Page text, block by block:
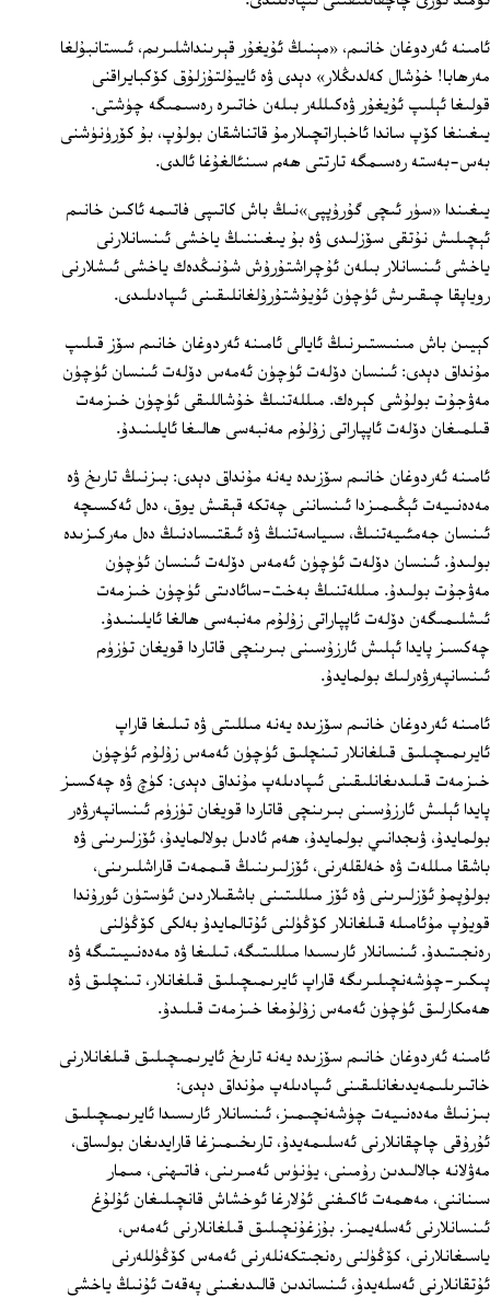
ئامىنە ئەردوغان خانىم، «مېنىڭ ئۇيغۇر قېرىنداشلىرىم، ئىستانبۇلغا
مەرھابا! خۇشال كەلدىڭلار» دېدى ۋە ئاييۇلتۇزلۇق كۆكبايراقنى
قولىغا ئېلىپ ئۇيغۇر ۋەكىللەر بىلەن خاتىرە رەسىمىگە چۈشتى.
يىغىنغا كۆپ ساندا ئاخباراتچىلارمۇ قاتناشقان بولۇپ، بۇ كۆرۈنۈشنى
بەس-بەستە رەسىمگە تارتتى ھەم سىنئالغۇغا ئالدى.
يىغىندا «سۈر ئىچى گۇرۇپپى»نىڭ باش كاتىپى فاتىمە ئاكىن خانىم
ئېچىلىش نۇتقى سۆزلىدى ۋە بۇ يىغىننىڭ ياخشى ئىنسانلارنى
ياخشى ئىنسانلار بىلەن ئۇچراشتۇرۇش شۇنىڭدەك ياخشى ئىشلارنى
روياپقا چىقىرىش ئۈچۈن ئۇيۇشتۇرۇلغانلىقىنى ئىپادىلىدى.
كېيىن باش مىنىستىرنىڭ ئايالى ئامىنە ئەردوغان خانىم سۆز قىلىپ
مۇنداق دېدى: ئىنسان دۆلەت ئۈچۈن ئەمەس دۆلەت ئىنسان ئۈچۈن
مەۋجۇت بولۇشى كېرەك. مىللەتنىڭ خۇشاللىقى ئۈچۈن خىزمەت
قىلمىغان دۆلەت ئاپپاراتى زۇلۇم مەنبەسى ھالىغا ئايلىنىدۇ.
ئامىنە ئەردوغان خانىم سۆزىدە يەنە مۇنداق دېدى: بىزنىڭ تارىخ ۋە
مەدەنىيەت ئېڭىمىزدا ئىنساننى چەتكە قېقىش يوق، دەل ئەكسىچە
ئىنسان جەمئىيەتنىڭ، سىياسەتنىڭ ۋە ئىقتىسادنىڭ دەل مەركىزىدە
بولىدۇ. ئىنسان دۆلەت ئۈچۈن ئەمەس دۆلەت ئىنسان ئۈچۈن
مەۋجۇت بولىدۇ. مىللەتنىڭ بەخت-سائادىتى ئۈچۈن خىزمەت
ئىشلىمىگەن دۆلەت ئاپپاراتى زۇلۇم مەنبەسى ھالغا ئايلىنىدۇ.
چەكسىز پايدا ئېلىش ئارزۇسىنى بىرىنچى قاتاردا قويغان تۈزۈم
ئىنسانپەرۋەرلىك بولمايدۇ.
ئامىنە ئەردوغان خانىم سۆزىدە يەنە مىللىتى ۋە تىلىغا قاراپ
ئايرىمىچىلىق قىلغانلار تىنچلىق ئۈچۈن ئەمەس زۇلۇم ئۈچۈن
خىزمەت قىلىدىغانلىقىنى ئىپادىلەپ مۇنداق دېدى: كۈچ ۋە چەكسىز
پايدا ئېلىش ئارزۇسىنى بىرىنچى قاتاردا قويغان تۈزۈم ئىنسانپەرۋەر
بولمايدۇ، ۋىجدانىي بولمايدۇ، ھەم ئادىل بولالمايدۇ، ئۆزلىرىنى ۋە
باشقا مىللەت ۋە خەلقلەرنى، ئۆزلىرىنىڭ قىممەت قاراشلىرىنى،
بولۇپمۇ ئۆزلىرىنى ۋە ئۆز مىللىتىنى باشقىلاردىن ئۈستۈن ئورۇندا
قويۇپ مۇئامىلە قىلغانلار كۆڭۈلنى ئۇتالمايدۇ بەلكى كۆڭۈلنى
رەنجىتىدۇ. ئىنسانلار ئارىسىدا مىللىتىگە، تىلىغا ۋە مەدەنىيىتىگە ۋە
پىكىر-چۈشەنچىلىرىگە قاراپ ئايرىمىچىلىق قىلغانلار، تىنچلىق ۋە
ھەمكارلىق ئۈچۈن ئەمەس زۇلۇمغا خىزمەت قىلىدۇ.
ئامىنە ئەردوغان خانىم سۆزىدە يەنە تارىخ ئايرىمىچىلىق قىلغانلارنى
خاتىرىلىمەيدىغانلىقىنى ئىپادىلەپ مۇنداق دېدى:
بىزنىڭ مەدەنىيەت چۈشەنچىمىز، ئىنسانلار ئارىسىدا ئايرىمىچىلىق
ئۇرۇقى چاچقانلارنى ئەسلىمەيدۇ، تارىخىمىزغا قارايدىغان بولساق،
مەۋلانە جالالىدىن رۇمىنى، يۈنۈس ئەمىرىنى، فاتىھنى، مىمار
سىناننى، مەھمەت ئاكىفنى ئۇلارغا ئوخشاش قانچىلىغان ئۇلۇغ
ئىنسانلارنى ئەسلەيمىز. بۇزغۇنچىلىق قىلغانلارنى ئەمەس،
ياسىغانلارنى، كۆڭۈلنى رەنجىتكەنلەرنى ئەمەس كۆڭۈللەرنى
ئۇتقانلارنى ئەسلەيدۇ، ئىنساندىن قالىدىغىنى پەقەت ئۇنىڭ ياخشى